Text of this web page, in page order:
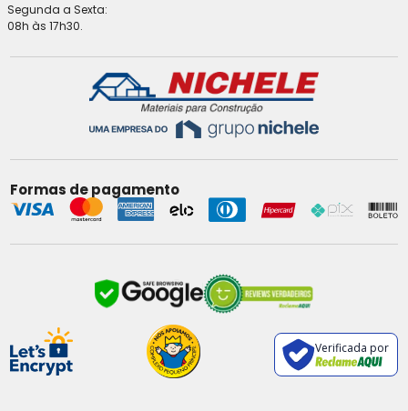
Segunda a Sexta:
08h às 17h30.
Formas de pagamento
Verificada por